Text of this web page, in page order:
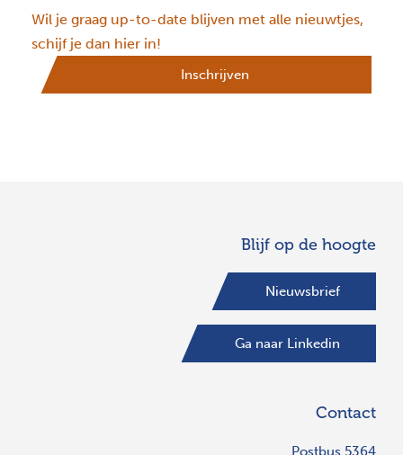
Wil je graag up-to-date blijven met alle nieuwtjes,
schijf je dan hier in!
Inschrijven
Blijf op de hoogte
Nieuwsbrief
Ga naar Linkedin
Contact
Postbus 5364